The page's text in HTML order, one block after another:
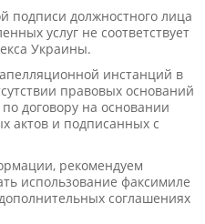
подписи должностного лица
услуг не соответствует
Украины.
инстанций в
правовых оснований
договору на основании
актов и подписанных с
рекомендуем
использование факсимиле
соглашениях